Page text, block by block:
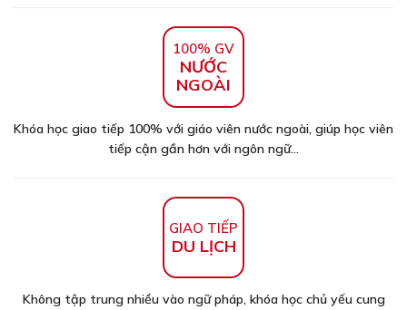
100% GV
NƯỚC
NGOÀI
Khóa học giao tiếp 100% với giáo viên nước ngoài, giúp học viên
tiếp cận gần hơn với ngôn ngữ...
GIAO TIẾP
DU LỊCH
Không tập trung nhiều vào ngữ pháp, khóa học chủ yếu cung